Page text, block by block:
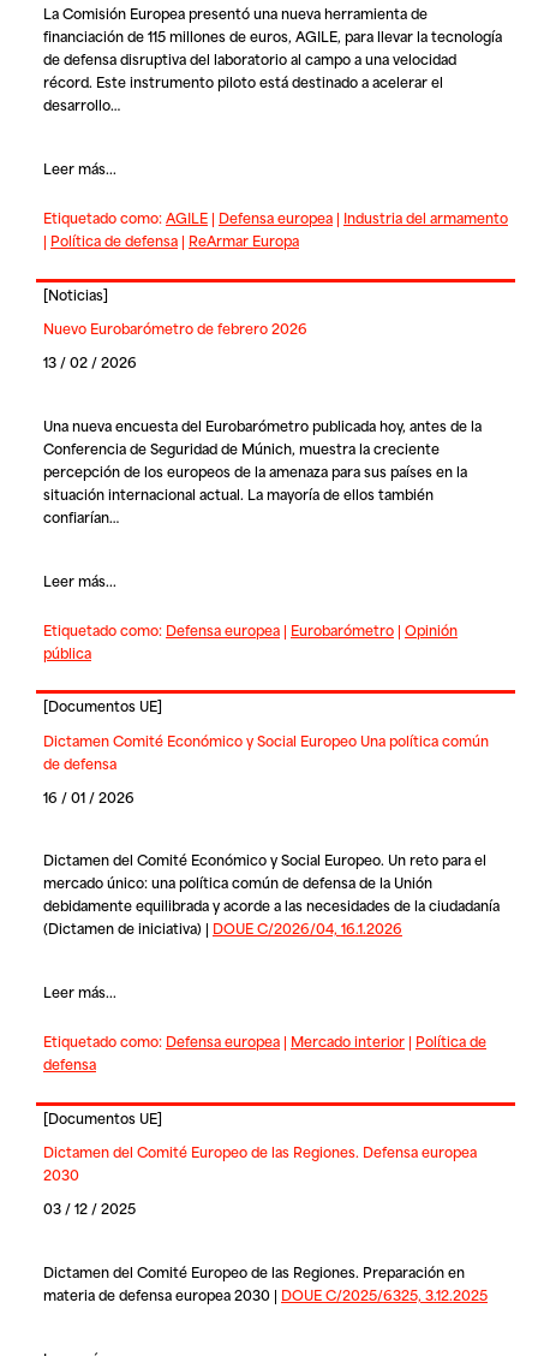
La Comisión Europea presentó una nueva herramienta de
financiación de 115 millones de euros, AGILE, para llevar la tecnología
de defensa disruptiva del laboratorio al campo a una velocidad
récord. Este instrumento piloto está destinado a acelerar el
desarrollo…
Leer más...
Etiquetado como:AGILE| Defensa europea| Industria del armamento
| Política de defensa| ReArmar Europa
[Noticias]
Nuevo Eurobarómetro de febrero 2026
13 / 02 / 2026
Una nueva encuesta del Eurobarómetro publicada hoy, antes de la
Conferencia de Seguridad de Múnich, muestra la creciente
percepción de los europeos de la amenaza para sus países en la
situación internacional actual. La mayoría de ellos también
confiarían…
Leer más...
Etiquetado como: Defensa europea| Eurobarómetro| Opinión
pública
[Documentos UE]
Dictamen Comité Económico y Social Europeo Una política común
de defensa
16 / 01 / 2026
Dictamen del Comité Económico y Social Europeo. Un reto para el
mercado único: una política común de defensa de la Unión
debidamente equilibrada y acorde a las necesidades de la ciudadanía
(Dictamen de iniciativa) | DOUE C/2026/04, 16.1.2026
Leer más...
Etiquetado como: Defensa europea| Mercado interior| Política de
defensa
[Documentos UE]
Dictamen del Comité Europeo de las Regiones. Defensa europea
2030
03 / 12 / 2025
Dictamen del Comité Europeo de las Regiones. Preparación en
materia de defensa europea 2030 | DOUE C/2025/6325, 3.12.2025